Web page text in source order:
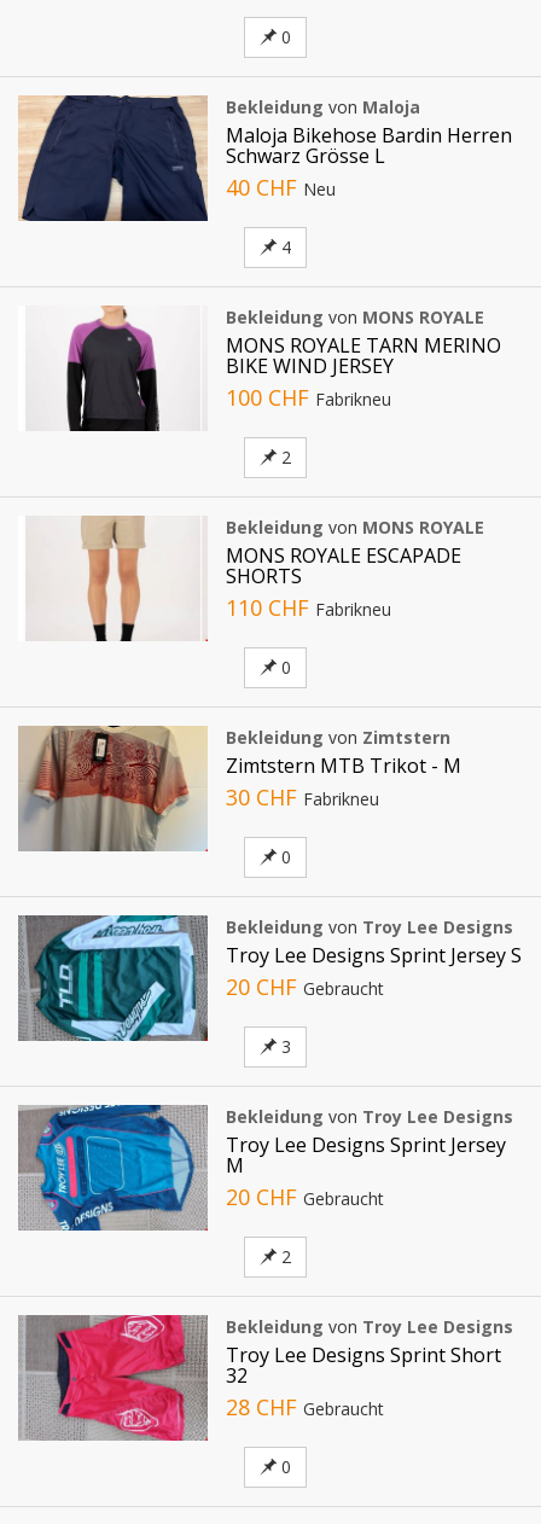
0
Bekleidung von Maloja
Maloja Bikehose Bardin Herren
Schwarz Grösse L
40 CHF Neu
4
Bekleidung von MONS ROYALE
MONS ROYALE TARN MERINO
BIKE WIND JERSEY
100 CHF Fabrikneu
2
Bekleidung von MONS ROYALE
MONS ROYALE ESCAPADE
SHORTS
110 CHF Fabrikneu
0
Bekleidung von Zimtstern
Zimtstern MTB Trikot - M
30 CHF Fabrikneu
0
Bekleidung von Troy Lee Designs
Troy Lee Designs Sprint Jersey S
20 CHF Gebraucht
3
Bekleidung von Troy Lee Designs
Troy Lee Designs Sprint Jersey
M
20 CHF Gebraucht
2
Bekleidung von Troy Lee Designs
Troy Lee Designs Sprint Short
32
28 CHF Gebraucht
0